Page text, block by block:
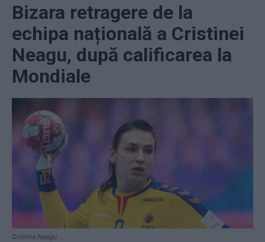
Bizara retragere de la
echipa națională a Cristinei
Neagu, după calificarea la
Mondiale
Cristina Neagu